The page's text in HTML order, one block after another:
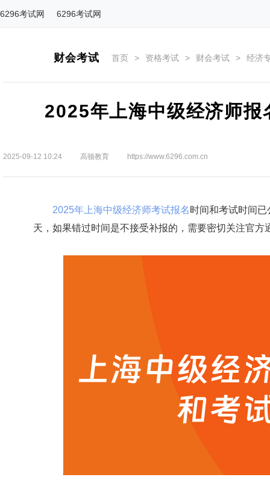
6296考试网 6296考试网
财会考试 首页 > 资格考试 > 财会考试 > 经济
2025年上海中级经济师
2025-09-12 10:24 高顿教育 https://www.6296.com.cn
2025年上海中级经济师考试报名时间和考试时间
天，如果错过时间是不接受补报的，需要密切关注官方